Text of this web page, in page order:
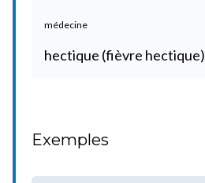
médecine
hectique (fièvre hectique)
Exemples